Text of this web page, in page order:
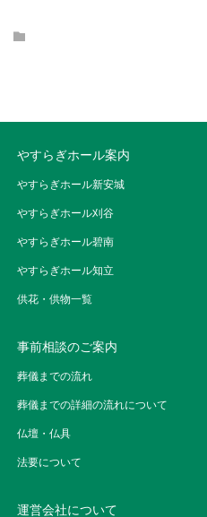
やすらぎホール案内
やすらぎホール新安城
やすらぎホール刈谷
やすらぎホール碧南
やすらぎホール知立
供花・供物一覧
事前相談のご案内
葬儀までの流れ
葬儀までの詳細の流れについて
仏壇・仏具
法要について
運営会社について